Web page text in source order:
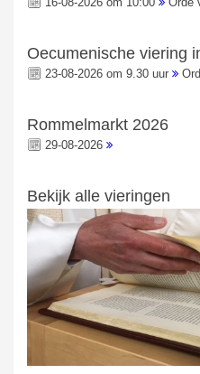
Oecumenische viering
23-08-2026 om 9.30 uur
Rommelmarkt 2026
29-08-2026
Bekijk alle vieringen